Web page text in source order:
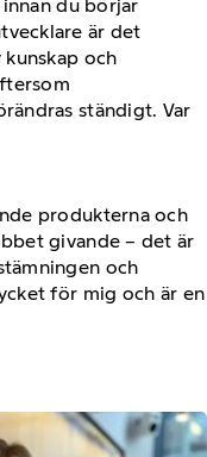
du börjar
är det
och
ständigt. Var
produkterna och
givande – det är
och
för mig och är en